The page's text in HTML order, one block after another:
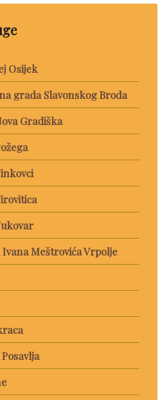
Osijek
grada Slavonskog Broda
Gradiška
Meštrovića Vrpolje